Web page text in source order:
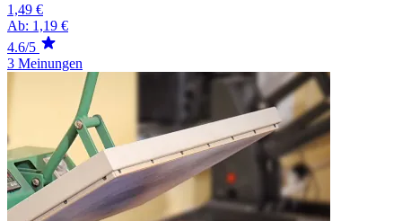
1,49 €
Ab: 1,19 €
4.6/5
3 Meinungen